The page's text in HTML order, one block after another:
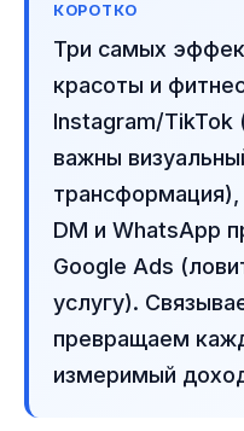
КОРОТКО
Три самых
красоты и
Instagram/TikTok
важны
трансформация),
DM и WhatsApp
Google Ads
услугу).
превращаем
измеримый